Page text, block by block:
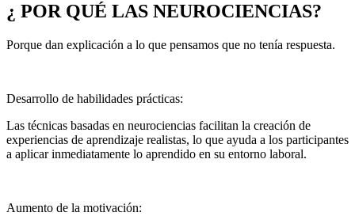
¿ POR QUÉ LAS NEUROCIENCIAS?
Porque dan explicación a lo que pensamos que no tenía respuesta.
Desarrollo de habilidades prácticas:
Las técnicas basadas en neurociencias facilitan la creación de
experiencias de aprendizaje realistas, lo que ayuda a los participantes
a aplicar inmediatamente lo aprendido en su entorno laboral.
Aumento de la motivación: